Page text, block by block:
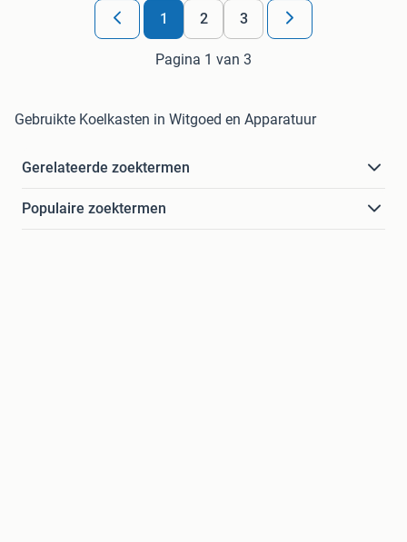
1 2 3
Pagina 1 van 3
Gebruikte Koelkasten in Witgoed en Apparatuur
Gerelateerde zoektermen
Populaire zoektermen